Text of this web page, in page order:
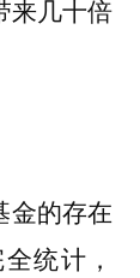
来几十倍
金的存在
统计，